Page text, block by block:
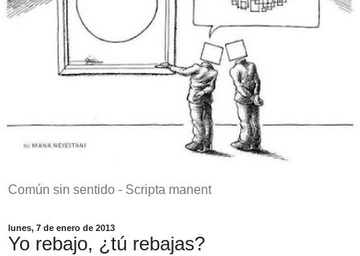
Común sin sentido - Scripta manent
lunes, 7 de enero de 2013
Yo rebajo, ¿tú rebajas?